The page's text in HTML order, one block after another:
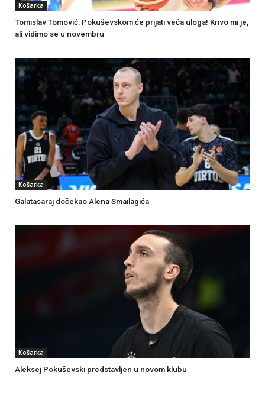
Košarka
Tomislav Tomović: Pokuševskom će prijati veća uloga! Krivo mi je,
ali vidimo se u novembru
Košarka
Galatasaraj dočekao Alena Smailagića
Košarka
Aleksej Pokuševski predstavljen u novom klubu